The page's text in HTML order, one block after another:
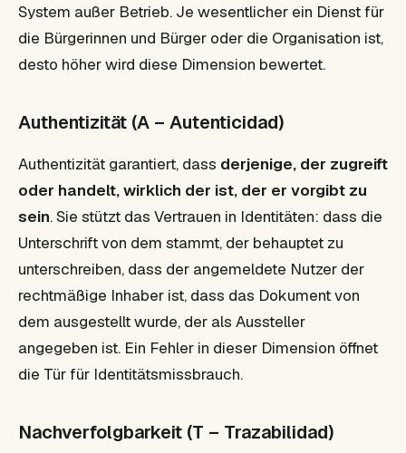
System außer Betrieb. Je wesentlicher ein Dienst für
die Bürgerinnen und Bürger oder die Organisation ist,
desto höher wird diese Dimension bewertet.
Authentizität (A – Autenticidad)
Authentizität garantiert, dass derjenige, der zugreift
oder handelt, wirklich der ist, der er vorgibt zu
sein. Sie stützt das Vertrauen in Identitäten: dass die
Unterschrift von dem stammt, der behauptet zu
unterschreiben, dass der angemeldete Nutzer der
rechtmäßige Inhaber ist, dass das Dokument von
dem ausgestellt wurde, der als Aussteller
angegeben ist. Ein Fehler in dieser Dimension öffnet
die Tür für Identitätsmissbrauch.
Nachverfolgbarkeit (T – Trazabilidad)